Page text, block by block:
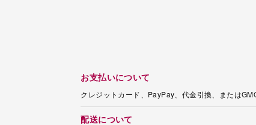
お支払いについて
クレジットカード、PayPay、代金引換、または
配送について